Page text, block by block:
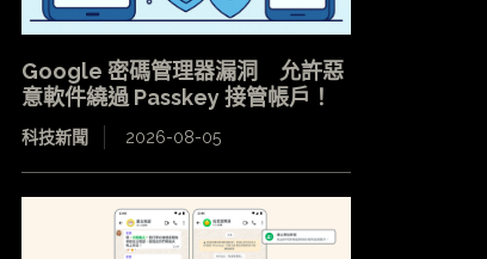
Google 密碼管理器漏洞 允許惡
意軟件繞過 Passkey 接管帳戶！
科技新聞 2026-08-05